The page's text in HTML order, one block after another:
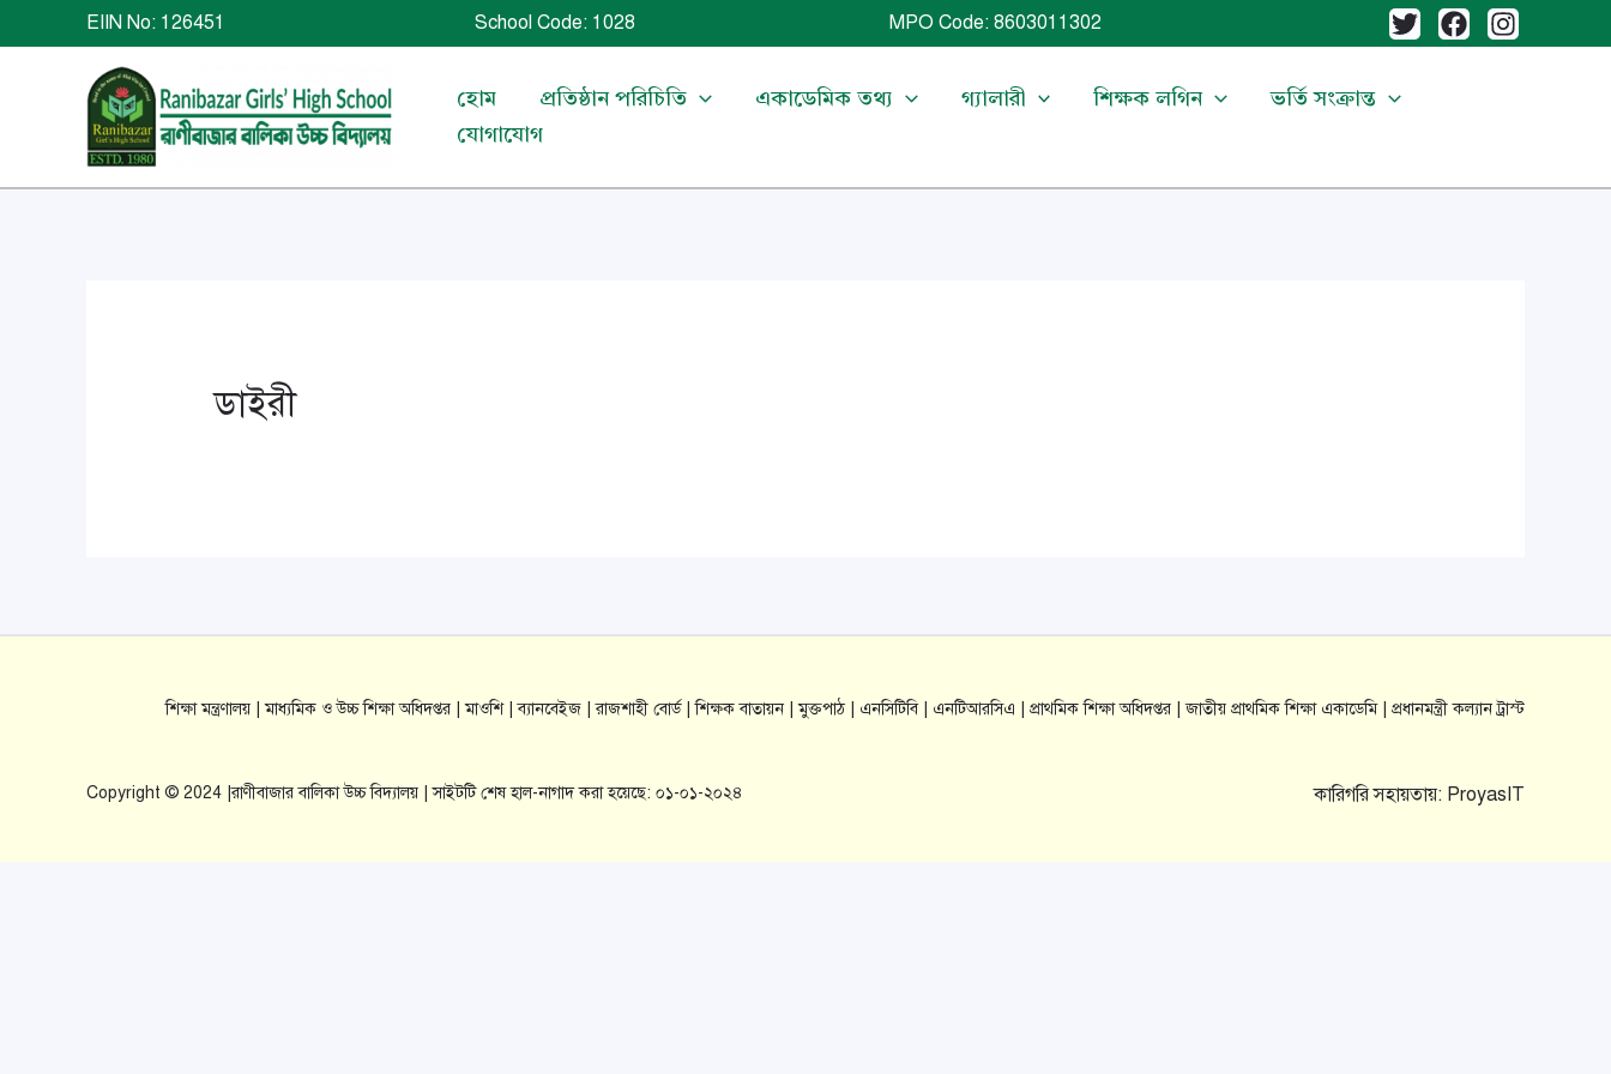
to
EIIN No: 126451 School Code: 1028 MPO Code: 8603011302
হোম প্রতিষ্ঠান পরিচিতি একাডেমিক তথ্য গ্যালারী শিক্ষক লগিন
ভর্তি সংক্রান্ত
যোগাযোগ
ডাইরী
শিক্ষা মন্ত্রণালয় |মাধ্যমিক ও উচ্চ শিক্ষা অধিদপ্তর |মাওশি |ব্যানবেইজ |রাজশাহী বোর্ড |শিক্ষক বাতায়ন |মুক্তপাঠ | এনসিটিবি | এনটিআরসিএ | প্রাথমিক শিক্ষা অধিদপ্তর |জাতীয় প্রাথমিক শিক্ষা একাডেমি | প্রধানমন্ত্রী কল্যান ট্রাস্ট
Copyright © 2024 |রাণীবাজার বালিকা উচ্চ বিদ্যালয় | সাইটটি শেষ হাল-নাগাদ করা হয়েছে: ০১-০১-২০২৪ কারিগরি সহায়তায়: ProyasIT